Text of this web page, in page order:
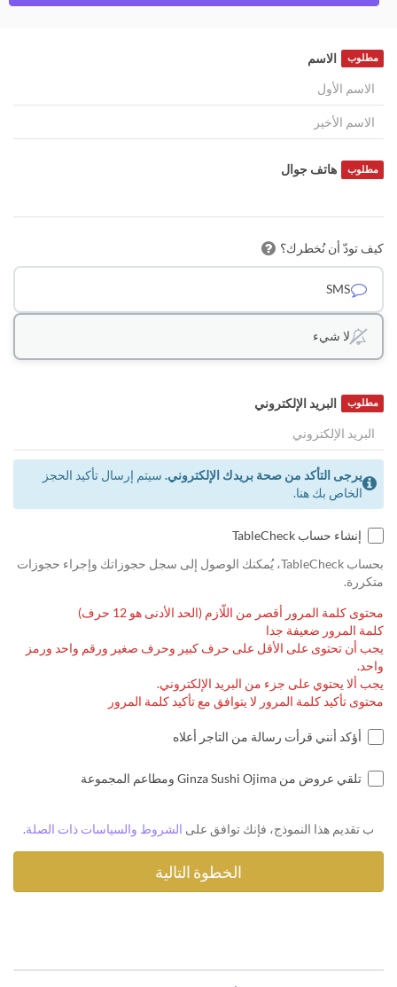
الاسم مطلوب
هاتف جوال مطلوب
كيف تودّ أن نُخطرك؟
SMS
لا شيء
البريد الإلكتروني مطلوب
يرجى التأكد من صحة بريدك الإلكتروني. سيتم إرسال تأكيد الحجز
الخاص بك هنا.
إنشاء حساب TableCheck
بحساب TableCheck، يُمكنك الوصول إلى سجل حجوزاتك وإجراء حجوزات
متكررة.
محتوى كلمة المرور أقصر من اللّازم (الحد الأدنى هو 12 حرف)
كلمة المرور ضعيفة جدا
يجب أن تحتوى على الأقل على حرف كبير وحرف صغير ورقم واحد ورمز
واحد.
يجب ألا يحتوي على جزء من البريد الإلكتروني.
محتوى تأكيد كلمة المرور لا يتوافق مع تأكيد كلمة المرور
أؤكد أنني قرأت رسالة من التاجر أعلاه
تلقي عروض من Ginza Sushi Ojima ومطاعم المجموعة
ب تقديم هذا النموذج، فإنك توافق على الشروط والسياسات ذات الصلة.